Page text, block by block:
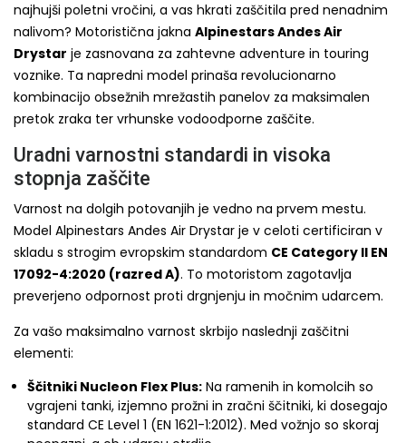
najhujši poletni vročini, a vas hkrati zaščitila pred nenadnim
nalivom? Motoristična jakna Alpinestars Andes Air
Drystar je zasnovana za zahtevne adventure in touring
voznike. Ta napredni model prinaša revolucionarno
kombinacijo obsežnih mrežastih panelov za maksimalen
pretok zraka ter vrhunske vodoodporne zaščite.
Uradni varnostni standardi in visoka
stopnja zaščite
Varnost na dolgih potovanjih je vedno na prvem mestu.
Model Alpinestars Andes Air Drystar je v celoti certificiran v
skladu s strogim evropskim standardom CE Category II EN
17092-4:2020 (razred A). To motoristom zagotavlja
preverjeno odpornost proti drgnjenju in močnim udarcem.
Za vašo maksimalno varnost skrbijo naslednji zaščitni
elementi:
Ščitniki Nucleon Flex Plus: Na ramenih in komolcih so
vgrajeni tanki, izjemno prožni in zračni ščitniki, ki dosegajo
standard CE Level 1 (EN 1621-1:2012). Med vožnjo so skoraj